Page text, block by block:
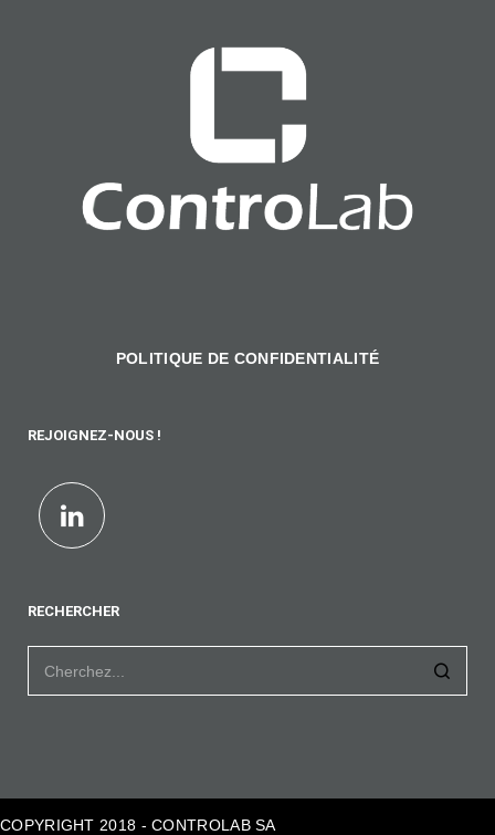
POLITIQUE DE CONFIDENTIALITÉ
REJOIGNEZ-NOUS !
RECHERCHER
COPYRIGHT 2018 - CONTROLAB SA